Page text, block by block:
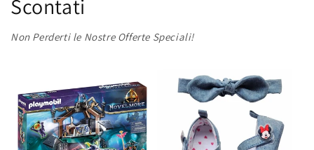
Scontati
Non Perderti le Nostre Offerte Speciali!